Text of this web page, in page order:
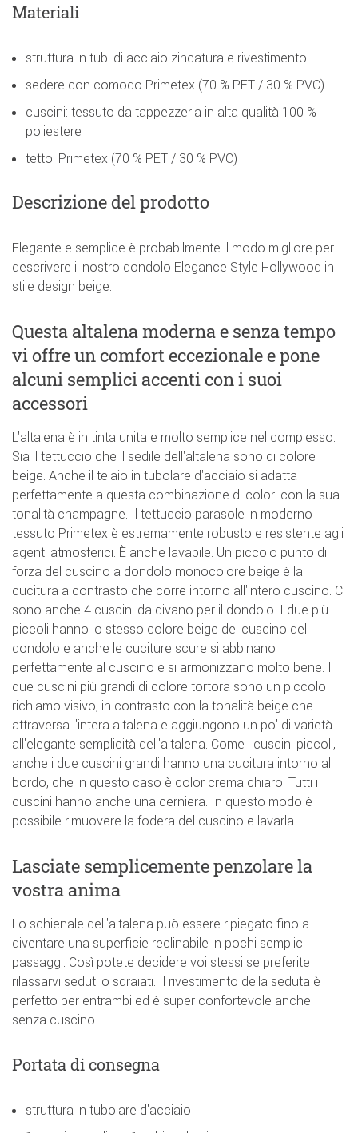
Materiali
struttura in tubi di acciaio zincatura e rivestimento
sedere con comodo Primetex (70 % PET / 30 % PVC)
cuscini: tessuto da tappezzeria in alta qualità 100 %
poliestere
tetto: Primetex (70 % PET / 30 % PVC)
Descrizione del prodotto
Elegante e semplice è probabilmente il modo migliore per
descrivere il nostro dondolo Elegance Style Hollywood in
stile design beige.
Questa altalena moderna e senza tempo
vi offre un comfort eccezionale e pone
alcuni semplici accenti con i suoi
accessori
L'altalena è in tinta unita e molto semplice nel complesso.
Sia il tettuccio che il sedile dell'altalena sono di colore
beige. Anche il telaio in tubolare d'acciaio si adatta
perfettamente a questa combinazione di colori con la sua
tonalità champagne. Il tettuccio parasole in moderno
tessuto Primetex è estremamente robusto e resistente agli
agenti atmosferici. È anche lavabile. Un piccolo punto di
forza del cuscino a dondolo monocolore beige è la
cucitura a contrasto che corre intorno all'intero cuscino. Ci
sono anche 4 cuscini da divano per il dondolo. I due più
piccoli hanno lo stesso colore beige del cuscino del
dondolo e anche le cuciture scure si abbinano
perfettamente al cuscino e si armonizzano molto bene. I
due cuscini più grandi di colore tortora sono un piccolo
richiamo visivo, in contrasto con la tonalità beige che
attraversa l'intera altalena e aggiungono un po' di varietà
all'elegante semplicità dell'altalena. Come i cuscini piccoli,
anche i due cuscini grandi hanno una cucitura intorno al
bordo, che in questo caso è color crema chiaro. Tutti i
cuscini hanno anche una cerniera. In questo modo è
possibile rimuovere la fodera del cuscino e lavarla.
Lasciate semplicemente penzolare la
vostra anima
Lo schienale dell'altalena può essere ripiegato fino a
diventare una superficie reclinabile in pochi semplici
passaggi. Così potete decidere voi stessi se preferite
rilassarvi seduti o sdraiati. Il rivestimento della seduta è
perfetto per entrambi ed è super confortevole anche
senza cuscino.
Portata di consegna
struttura in tubolare d'acciaio